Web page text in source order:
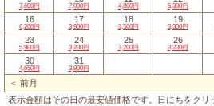
7,600円 7,000円 4,800円 5,300円
16
6,200円
17
3,900円
18
3,500円
19
3,300円
23
5,900円
24
3,200円
25
3,200円
26
3,200円
30
4,650円
31
3,900円
＜ 前月
表示金額はその日の最安値価格です。日にちをク